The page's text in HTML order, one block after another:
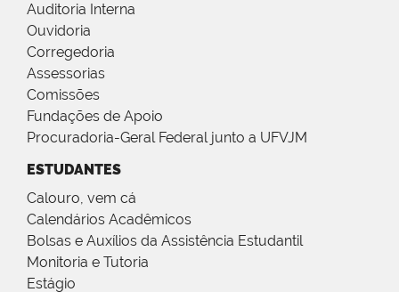
Auditoria Interna
Ouvidoria
Corregedoria
Assessorias
Comissões
Fundações de Apoio
Procuradoria-Geral Federal junto a UFVJM
ESTUDANTES
Calouro, vem cá
Calendários Acadêmicos
Bolsas e Auxílios da Assistência Estudantil
Monitoria e Tutoria
Estágio